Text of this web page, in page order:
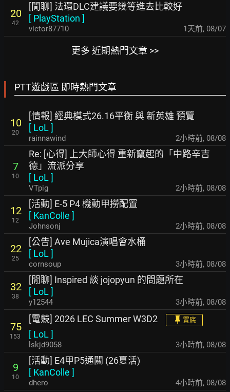
20
42
[閒聊] 法環DLC建議要幾等進去比較好
[ PlayStation ]
victor87710 1天前, 08/07
更多 近期熱門文章 >>
PTT遊戲區 即時熱門文章
10
20
[情報] 經典模式26.16平衡 與 新英雄 預覽
[ LoL ]
rainnawind 2小時前, 08/08
7
10
Re: [心得] 上大師心得 重新竄起的「中路辛吉
德」流派分享
[ LoL ]
VTpig 2小時前, 08/08
12
12
[活動] E-5 P4 機動甲撈配置
[ KanColle ]
Johnsonj 2小時前, 08/08
22
25
[公告] Ave Mujica演唱會水桶
[ LoL ]
cornsoup 3小時前, 08/08
32
38
[閒聊] Inspired 談 jojopyun 的問題所在
[ LoL ]
y12544 3小時前, 08/08
75
153
[電競] 2026 LEC Summer W3D2 置底
[ LoL ]
lskjd9058 3小時前, 08/08
9
10
[活動] E4甲P5通關 (26夏活)
[ KanColle ]
dhero 4小時前, 08/08